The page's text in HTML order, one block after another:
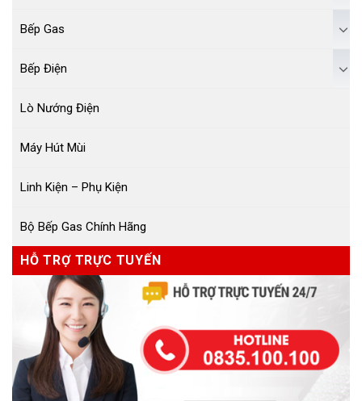
Bếp Gas
Bếp Điện
Lò Nướng Điện
Máy Hút Mùi
Linh Kiện – Phụ Kiện
Bộ Bếp Gas Chính Hãng
HỖ TRỢ TRỰC TUYẾN